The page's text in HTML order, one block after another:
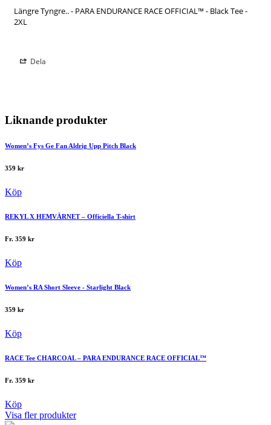
Längre Tyngre.. - PARA ENDURANCE RACE OFFICIAL™ - Black Tee -
2XL
Dela
Liknande produkter
Women’s Fys Ge Fan Aldrig Upp Pitch Black
359 kr
Köp
REKYL X HEMVÄRNET – Officiella T-shirt
Fr. 359 kr
Köp
Women’s RA Short Sleeve - Starlight Black
359 kr
Köp
RACE Tee CHARCOAL – PARA ENDURANCE RACE OFFICIAL™
Fr. 359 kr
Köp
Visa fler produkter